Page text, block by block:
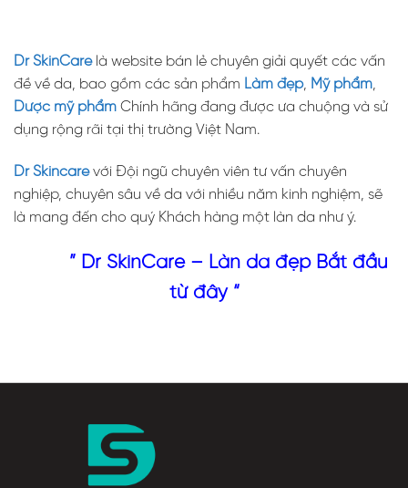
Dr SkinCarelà website bán lẻ chuyên giải quyết các vấn
đề về da, bao gồm các sản phẩm Làm đẹp, Mỹ phẩm,
Dược mỹ phẩm Chính hãng đang được ưa chuộng và sử
dụng rộng rãi tại thị trường Việt Nam.
Dr Skincarevới Đội ngũ chuyên viên tư vấn chuyên
nghiệp, chuyên sâu về da với nhiều năm kinh nghiệm, sẽ
là mang đến cho quý Khách hàng một làn da như ý.
” Dr SkinCare – Làn da đẹp Bắt đầu
từ đây “